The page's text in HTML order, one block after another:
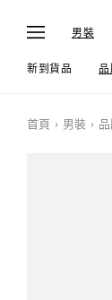
男裝
新到貨品
首頁 男裝